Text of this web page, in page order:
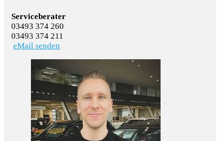
Serviceberater
03493 374 260
03493 374 211
eMail senden